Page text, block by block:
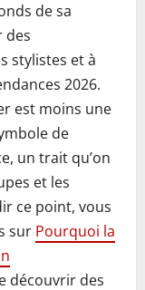
de sa
des
stylistes et à
2026.
est moins une
de
un trait qu’on
et les
ce point, vous
sur Pourquoi la
découvrir des